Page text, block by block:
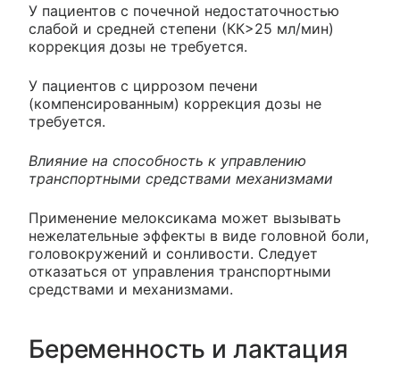
У пациентов с почечной недостаточностью
слабой и средней степени (КК>25 мл/мин)
коррекция дозы не требуется.
У пациентов с циррозом печени
(компенсированным) коррекция дозы не
требуется.
Влияние на способность к управлению
транспортными средствами механизмами
Применение мелоксикама может вызывать
нежелательные эффекты в виде головной боли,
головокружений и сонливости. Следует
отказаться от управления транспортными
средствами и механизмами.
Беременность и лактация